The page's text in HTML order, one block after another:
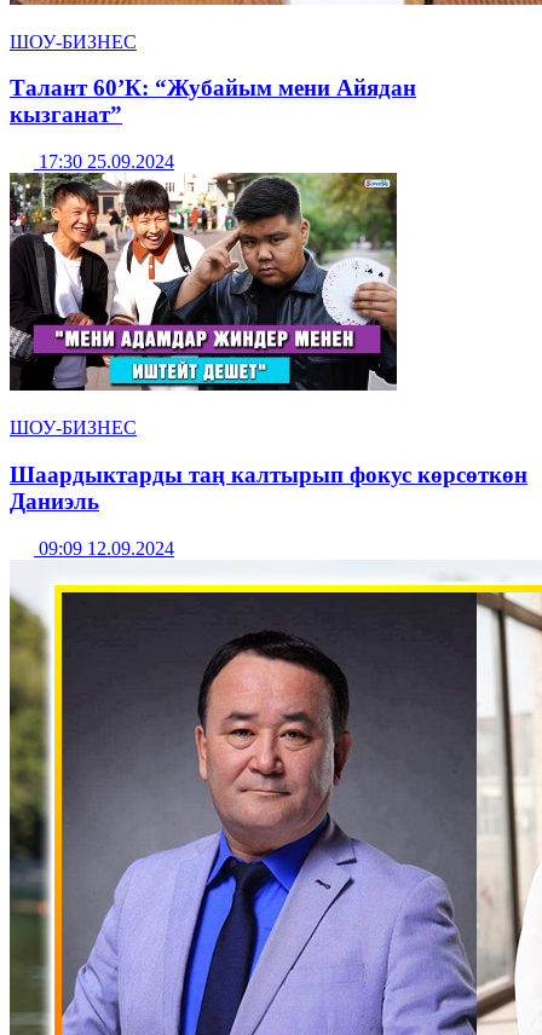
ШОУ-БИЗНЕС
Талант 60’К: “Жубайым мени Айядан
кызганат”
17:30 25.09.2024
ШОУ-БИЗНЕС
Шаардыктарды таң калтырып фокус көрсөткөн
Даниэль
09:09 12.09.2024